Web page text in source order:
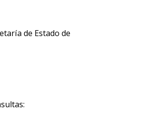
de Estado de